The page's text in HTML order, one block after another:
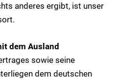
anderes ergibt, ist unser
dem Ausland
sowie seine
dem deutschen